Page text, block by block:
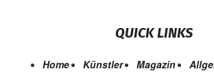
QUICK LINKS
Home Künstler Magazin